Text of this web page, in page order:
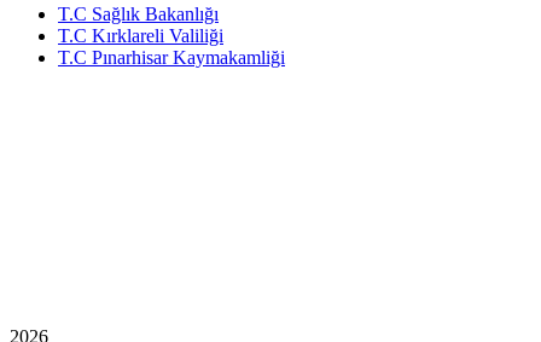
T.C Sağlık Bakanlığı
T.C Kırklareli Valiliği
T.C Pınarhisar Kaymakamliği
2026